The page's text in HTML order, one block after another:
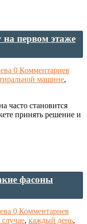
первом этаже
0 Комментариев
машине,
часто становится
принять решение и
фасоны
0 Комментариев
, каждый день,